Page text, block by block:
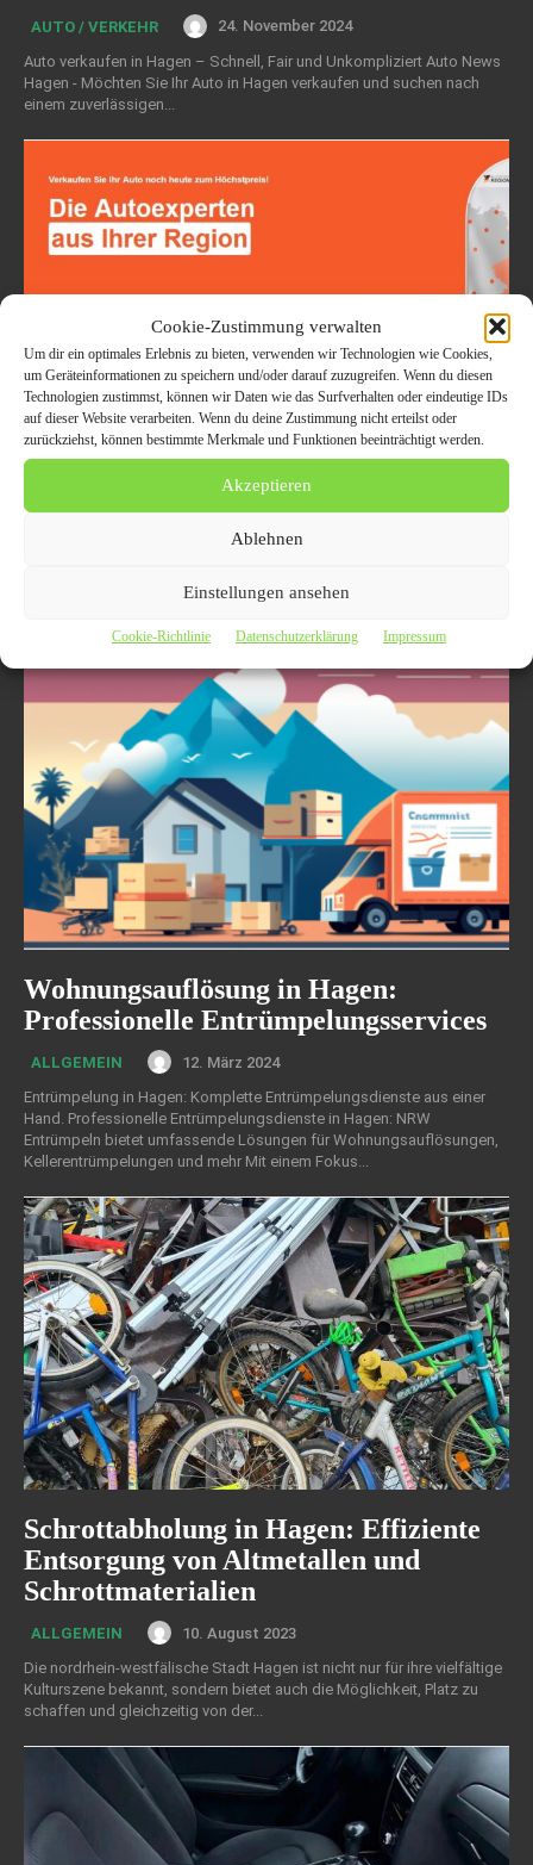
Cookie-Zustimmung verwalten
Um dir ein optimales Erlebnis zu bieten, verwenden wir Technologien wie Cookies,
um Geräteinformationen zu speichern und/oder darauf zuzugreifen. Wenn du diesen
Technologien zustimmst, können wir Daten wie das Surfverhalten oder eindeutige IDs
auf dieser Website verarbeiten. Wenn du deine Zustimmung nicht erteilst oder
zurückziehst, können bestimmte Merkmale und Funktionen beeinträchtigt werden.
Akzeptieren
Ablehnen
Einstellungen ansehen
Cookie-Richtlinie Datenschutzerklärung Impressum
AUTO / VERKEHR
24. November 2024
Auto verkaufen in Hagen – Schnell, Fair und Unkompliziert Auto News
Hagen - Möchten Sie Ihr Auto in Hagen verkaufen und suchen nach
einem zuverlässigen...
Autoexport Hagen: KFZ jeglicher Art
zum Höchstpreis verkaufen
16. Juli 2024
Fahrzeugbesitzern die Möglichkeit, KFZ jeglicher Art zum Höchstpreis
Wohnungsauflösung in Hagen:
Professionelle Entrümpelungsservices
ALLGEMEIN
12. März 2024
Entrümpelung in Hagen: Komplette Entrümpelungsdienste aus einer
Hand. Professionelle Entrümpelungsdienste in Hagen: NRW
Entrümpeln bietet umfassende Lösungen für Wohnungsauflösungen,
Kellerentrümpelungen und mehr Mit einem Fokus...
Schrottabholung in Hagen: Effiziente
Entsorgung von Altmetallen und
Schrottmaterialien
ALLGEMEIN
10. August 2023
Die nordrhein-westfälische Stadt Hagen ist nicht nur für ihre vielfältige
Kulturszene bekannt, sondern bietet auch die Möglichkeit, Platz zu
schaffen und gleichzeitig von der...